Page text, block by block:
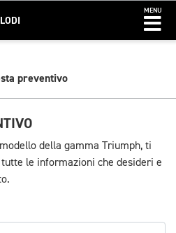
MENU
preventivo
della gamma Triumph, ti
le informazioni che desideri e